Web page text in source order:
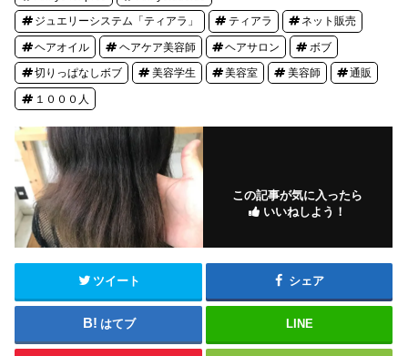
ジュエリーシステム「ティアラ」 ティアラ ネット販売
ヘアオイル ヘアケア美容師 ヘアサロン ボブ
切りっぱなしボブ 美容学生 美容室 美容師 通販
１０００人
この記事が気に入ったら
いいねしよう！
ツイート シェア
はてブ LINE